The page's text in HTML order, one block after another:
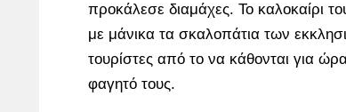
προκάλεσε διαμάχες. Το καλοκαίρι
με μάνικα τα σκαλοπάτια των
τουρίστες από το να κάθονται για
φαγητό τους.